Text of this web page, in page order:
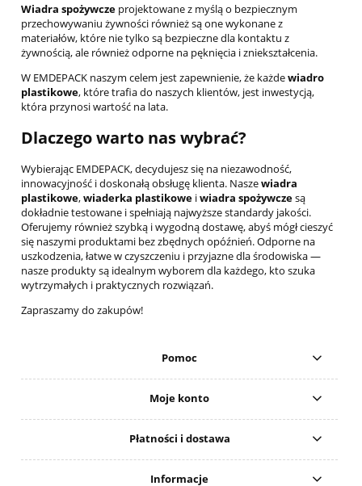
Wiadra spożywcze projektowane z myślą o bezpiecznym
przechowywaniu żywności również są one wykonane z
materiałów, które nie tylko są bezpieczne dla kontaktu z
żywnością, ale również odporne na pęknięcia i zniekształcenia.
W EMDEPACK naszym celem jest zapewnienie, że każdewiadro
plastikowe, które trafia do naszych klientów, jest inwestycją,
która przynosi wartość na lata.
Dlaczego warto nas wybrać?
Wybierając EMDEPACK, decydujesz się na niezawodność,
innowacyjność i doskonałą obsługę klienta. Naszewiadra
plastikowe,wiaderka plastikowe iwiadra spożywczesą
dokładnie testowane i spełniają najwyższe standardy jakości.
Oferujemy również szybką i wygodną dostawę, abyś mógł cieszyć
się naszymi produktami bez zbędnych opóźnień. Odporne na
uszkodzenia, łatwe w czyszczeniu i przyjazne dla środowiska —
nasze produkty są idealnym wyborem dla każdego, kto szuka
wytrzymałych i praktycznych rozwiązań.
Zapraszamy do zakupów!
Pomoc
Moje konto
Płatności i dostawa
Informacje